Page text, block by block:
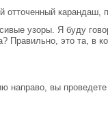
отточенный карандаш,
узоры. Я буду
Правильно, это та, в
направо, вы